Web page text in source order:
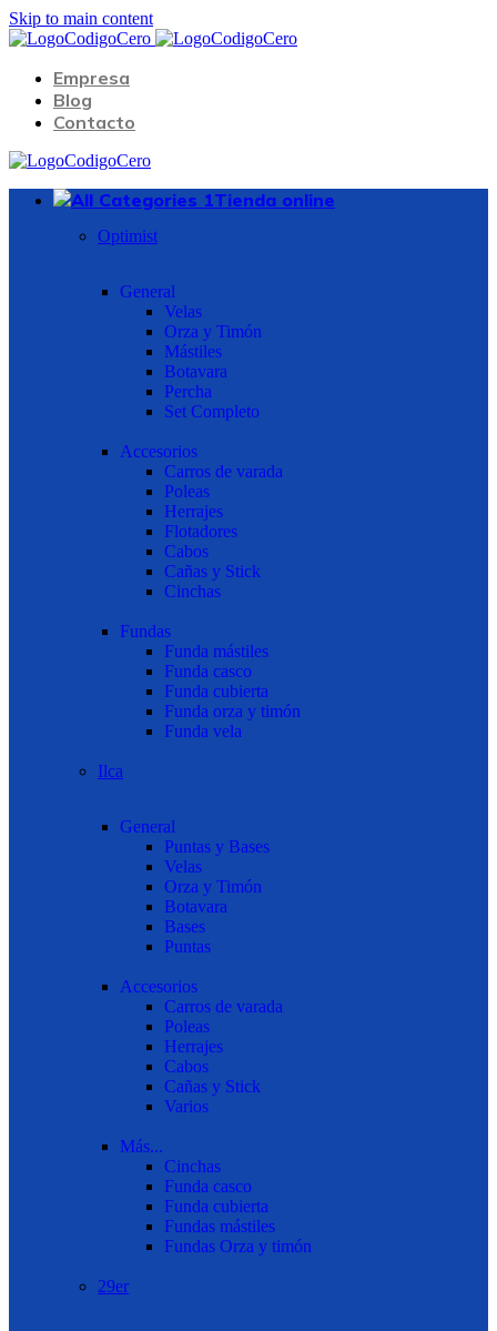
Skip to main content
Empresa
Blog
Contacto
Tienda online
Optimist
General
Velas
Orza y Timón
Mástiles
Botavara
Percha
Set Completo
Accesorios
Carros de varada
Poleas
Herrajes
Flotadores
Cabos
Cañas y Stick
Cinchas
Fundas
Funda mástiles
Funda casco
Funda cubierta
Funda orza y timón
Funda vela
Ilca
General
Puntas y Bases
Velas
Orza y Timón
Botavara
Bases
Puntas
Accesorios
Carros de varada
Poleas
Herrajes
Cabos
Cañas y Stick
Varios
Más...
Cinchas
Funda casco
Funda cubierta
Fundas mástiles
Fundas Orza y timón
29er